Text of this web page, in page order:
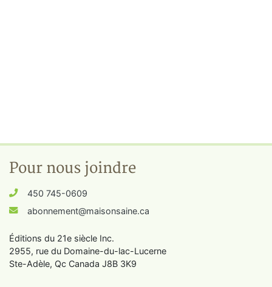
Pour nous joindre
450 745-0609
abonnement@maisonsaine.ca
Éditions du 21e siècle Inc.
2955, rue du Domaine-du-lac-Lucerne
Ste-Adèle, Qc Canada J8B 3K9